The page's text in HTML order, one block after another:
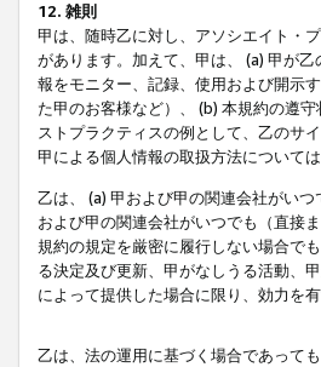
12. 雑則
甲は、随時乙に対し、アソシエイト・
があります。加えて、甲は、 (a) 甲が
報をモニター、記録、使用および開示
た甲のお客様など）、 (b) 本規約の遵
ストプラクティスの例として、乙のサ
甲による個人情報の取扱方法については
乙は、 (a) 甲および甲の関連会社がい
および甲の関連会社がいつでも（直接
規約の規定を厳密に履行しない場合で
る決定及び更新、甲がなしうる活動、
によって提供した場合に限り、効力を
乙は、法の運用に基づく場合であって